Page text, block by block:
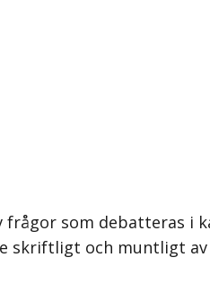
som debatteras i
skriftligt och muntligt